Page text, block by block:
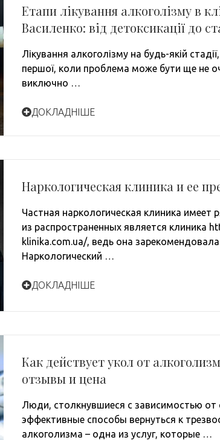
Етапи лікування алкоголізму в
Василенко: від детоксикації до
Лікування алкоголізму на будь-якій
першої, коли проблема може бути ще не
виключно …
ДОКЛАДНІШЕ
Наркологическая клиника и ее
Частная наркологическая клиника
из распространенных является клиника
klinika.com.ua/, ведь она
Наркологический …
ДОКЛАДНІШЕ
Как действует укол от
отзывы и цена
Люди, столкнувшиеся с зависимостью от
эффективные способы вернуться к
алкоголизма – одна из услуг, которые …